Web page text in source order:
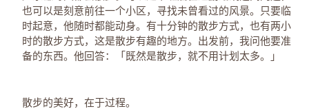
也可以是刻意前往一个小区，寻找未曾看过的风景。只要临
时起意，他随时都能动身。有十分钟的散步方式，也有两小
时的散步方式，这是散步有趣的地方。出发前，我问他要准
备的东西。他回答：「既然是散步，就不用计划太多。」
散步的美好，在于过程。